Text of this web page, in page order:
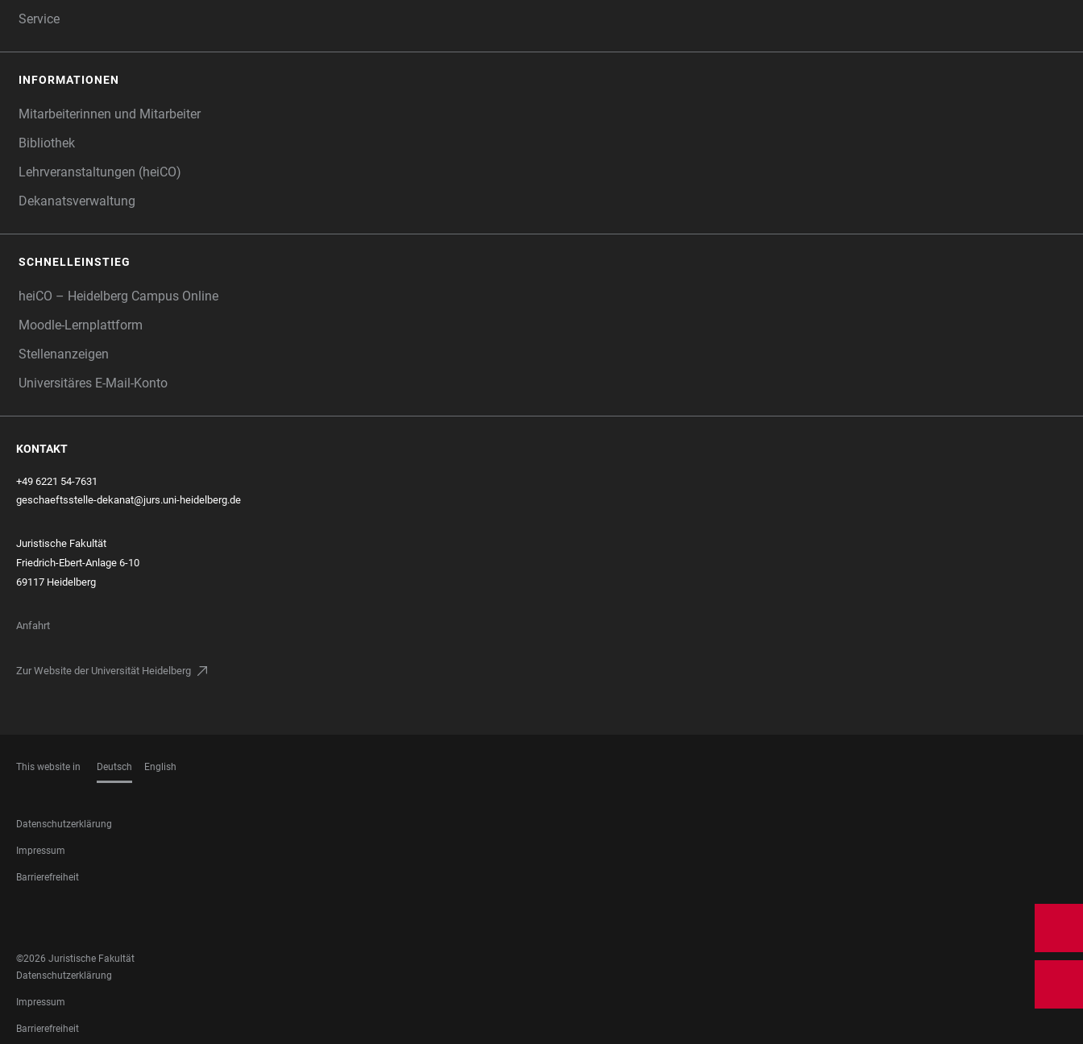
Service
INFORMATIONEN
Mitarbeiterinnen und Mitarbeiter
Bibliothek
Lehrveranstaltungen (heiCO)
Dekanatsverwaltung
SCHNELLEINSTIEG
heiCO – Heidelberg Campus Online
Moodle-Lernplattform
Stellenanzeigen
Universitäres E-Mail-Konto
KONTAKT
+49 6221 54-7631
geschaeftsstelle-dekanat@jurs.uni-heidelberg.de
Juristische Fakultät
Friedrich-Ebert-Anlage 6-10
69117 Heidelberg
Anfahrt
Zur Website der Universität Heidelberg
This website in Deutsch English
FOOTER
LEGAL
Datenschutzerklärung
Impressum
Barrierefreiheit
MEDIA
©2026 Juristische Fakultät
FOOTER
LEGAL
Datenschutzerklärung
Impressum
Barrierefreiheit